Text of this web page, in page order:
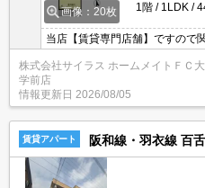
画像：20枚
1階
1LDK
当店【賃貸専門店舗】ですので
い！どこにある物件でも当店ま
せ♪初期費用がご心配な方はク
お部屋探し頂けます。
株式会社サイラス ホームメイトＦＣ
学前店
情報更新日 2026/08/05
賃貸アパート 阪和線・羽衣線 百